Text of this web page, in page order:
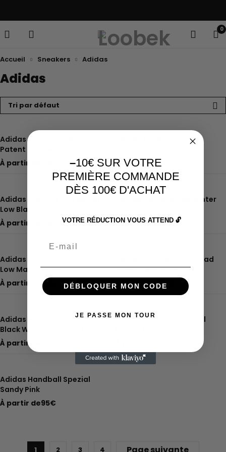
0
Accueil Sneakers Adidas
Adidas
Tri par défaut
Adidas BW Army Black
Patent Leather
À partir de
Adidas BW Army Cloud
À partir de135
Adidas Campus 00s Winter
Low Black Carbon
À partir de
Adidas Campus 00s Winter
À partir de 140€
Adidas Campus 00s Winter
Low Magic Beige
À partir de
135
Adidas Gazelle Indoor Bad
Bunny Cabo Rojo
À partir de180
Adidas Handball Spezial
Black Wonder Leopard
À partir de
Adidas Handball Spezial
Adidas Handball Spezial
Sandy Pink
À partir de95€
1 2 3 4
–10€ SUR VOTRE
PREMIÈRE COMMANDE
DÈS 100€ D'ACHAT
VOTRE RÉDUCTION VOUS ATTEND 🔓
DÉBLOQUER MON CODE
JE PASSE MON TOUR